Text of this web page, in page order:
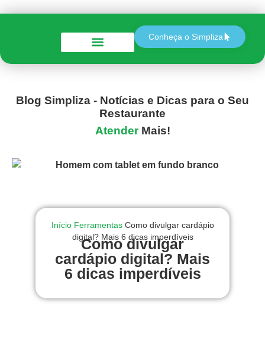
Conheça o Simpliza
Blog Simpliza - Notícias e Dicas para o Seu
Restaurante
Atender Mais!
Início Ferramentas Como divulgar cardápio
digital? Mais 6 dicas imperdíveis
Como divulgar
cardápio digital? Mais
6 dicas imperdíveis